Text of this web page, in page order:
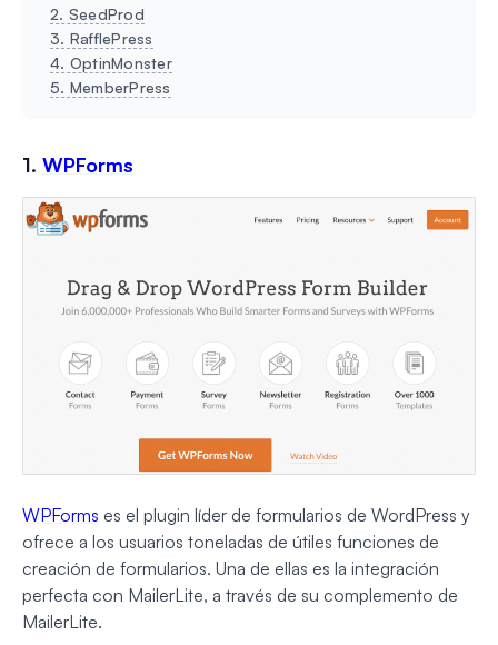
2. SeedProd
3. RafflePress
4. OptinMonster
5. MemberPress
1. WPForms
WPForms es el plugin líder de formularios de WordPress y
ofrece a los usuarios toneladas de útiles funciones de
creación de formularios. Una de ellas es la integración
perfecta con MailerLite, a través de su complemento de
MailerLite.